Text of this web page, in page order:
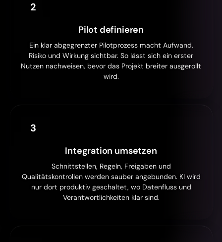
2
Pilot definieren
Ein klar abgegrenzter Pilotprozess macht Aufwand,
Risiko und Wirkung sichtbar. So lässt sich ein erster
Nutzen nachweisen, bevor das Projekt breiter ausgerollt
wird.
3
Integration umsetzen
Schnittstellen, Regeln, Freigaben und
Qualitätskontrollen werden sauber angebunden. KI wird
nur dort produktiv geschaltet, wo Datenfluss und
Verantwortlichkeiten klar sind.